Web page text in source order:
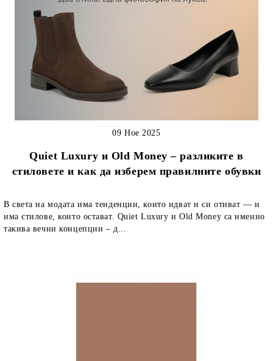
Quiet Luxury и Old Money – разликите в
стиловете и как да изберем правилните обувки
09 Ное 2025
В света на модата има тенденции, които идват и си отиват — и
има стилове, които остават. Quiet Luxury и Old Money са именно
такива вечни концепции – д...